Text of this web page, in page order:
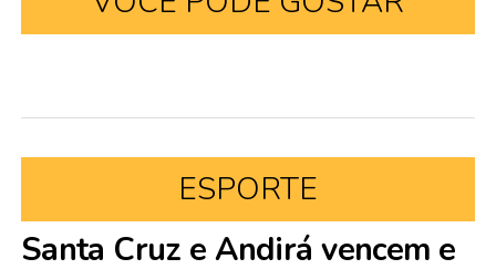
ESPORTE
Santa Cruz e Andirá vencem e